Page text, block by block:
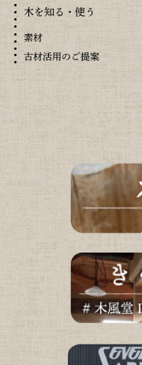
木を知る・使う
素材
古材活用のご提案